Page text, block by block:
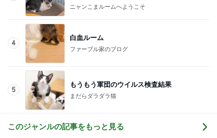
ニャンこまルームへようこそ
4
白血ルーム
ファーブル家のブログ
5
もうもう軍団のウイルス検査結果
まだらダラダラ猫
このジャンルの記事をもっと見る